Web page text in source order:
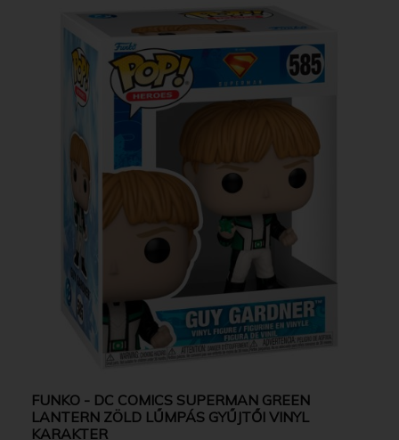
FUNKO - DC COMICS SUPERMAN GREEN
LANTERN ZÖLD LŰMPÁS GYŰJTŐI VINYL
KARAKTER